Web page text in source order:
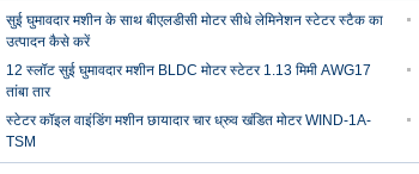
सुई घुमावदार मशीन के साथ बीएलडीसी मोटर सीधे लेमिनेशन स्टेटर स्टैक का
उत्पादन कैसे करें
12 स्लॉट सुई घुमावदार मशीन BLDC मोटर स्टेटर 1.13 मिमी AWG17
तांबा तार
स्टेटर कॉइल वाइंडिंग मशीन छायादार चार ध्रुव खंडित मोटर WIND-1A-
TSM